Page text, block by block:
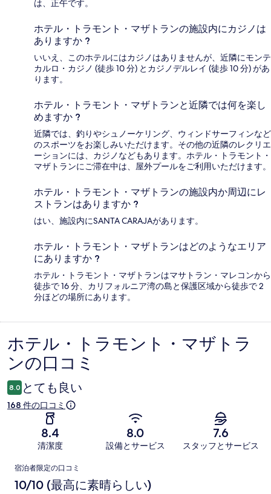
は、正午です。
ホテル・トラモント・マザトランの施設内にカジノは
ありますか ?
いいえ、このホテルにはカジノはありませんが、近隣にモンテ
カルロ・カジノ (徒歩 10 分) とカジノデルレイ (徒歩 10 分) があ
ります。
ホテル・トラモント・マザトランと近隣では何を楽し
めますか ?
近隣では、釣りやシュノーケリング、ウィンドサーフィンなど
のスポーツをお楽しみいただけます。その他の近隣のレクリエ
ーションには、カジノなどもあります。ホテル・トラモント・
マザトランにご滞在中は、屋外プールをご利用いただけます。
ホテル・トラモント・マザトランの施設内か周辺にレ
ストランはありますか ?
はい、施設内にSANTA CARAJAがあります。
ホテル・トラモント・マザトランはどのようなエリア
にありますか ?
ホテル・トラモント・マザトランはマサトラン・マレコンから
徒歩で 16 分、カリフォルニア湾の島と保護区域から徒歩で 2
分ほどの場所にあります。
口
コ
ミ
ホテル・トラモント・マザトラ
ンの口コミ
8.0 とても良い
168 件の口コミ
8.4
清潔度
8.0
設備とサービス
7.6
スタッフとサービス
口
コ
宿泊者限定の口コミ
10/10 (最高に素晴らしい)